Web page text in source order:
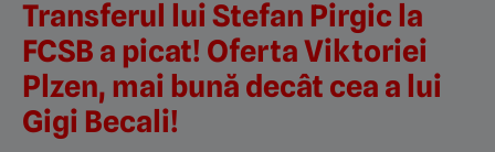
Transferul lui Stefan Pirgic la
FCSB a picat! Oferta Viktoriei
Plzen, mai bună decât cea a lui
Gigi Becali!